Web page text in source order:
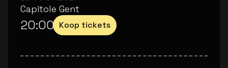
Capitole Gent
20:00 Koop tickets